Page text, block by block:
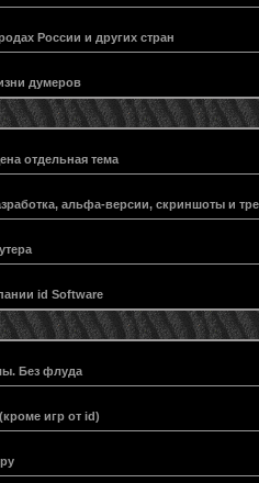
России и других стран
думеров
отдельная тема
альфа-версии, скриншоты и
id Software
Без флуда
игр от id)